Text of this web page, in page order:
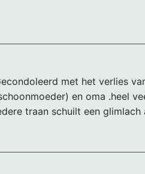
met het verlies
en oma .heel
traan schuilt een glimlach